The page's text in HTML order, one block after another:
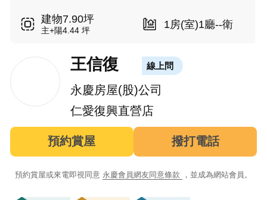
建物7.90坪
主+陽4.44 坪 1房(室)1廳--衛
王信復 線上問
永慶房屋(股)公司
仁愛復興直營店
預約賞屋 撥打電話
預約賞屋或來電即視同意 永慶會員網友同意條款 ，並成為網站會員。